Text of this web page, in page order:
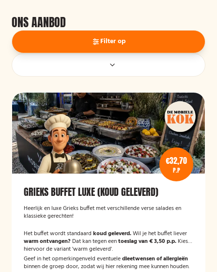
ONS AANBOD
Filter op
€32,70
P.P
GRIEKS BUFFET LUXE (KOUD GELEVERD)
Heerlijk en luxe Grieks buffet met verschillende verse salades en
klassieke gerechten!
Het buffet wordt standaard koud geleverd.Wil je het buffet liever
warm ontvangen? Dat kan tegen eentoeslag van € 3,50 p.p. Kies
hiervoor de variant 'warm geleverd'.
Geef in het opmerkingenveld eventueledieetwensen of allergieën
binnen de groep door, zodat wij hier rekening mee kunnen houden.